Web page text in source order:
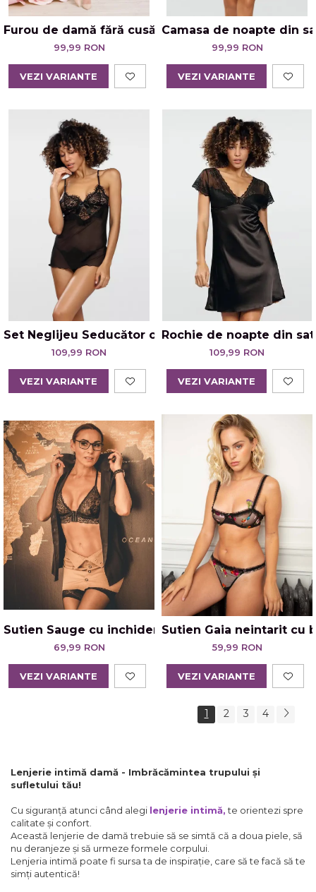
Furou de damă fără cusături Julimex Soft Smooth
99,99 RON
VEZI VARIANTE
Camasa de noapte din
99,99 RON
VEZI VARIANTE
Set Neglijeu Seducător cu Tanga Jovita
109,99 RON
VEZI VARIANTE
Rochie de noapte din
109,99 RON
VEZI VARIANTE
Sutien Sauge cu inchidere in fata negru
69,99 RON
VEZI VARIANTE
Sutien Gaia neintarit cu
59,99 RON
VEZI VARIANTE
1 2 3 4
Lenjerie intimă damă - Imbrăcămintea trupului și
sufletului tău!
Cu siguranță atunci când alegi lenjerie intimă,te orientezi spre
calitate și confort.
Această lenjerie de damă trebuie să se simtă că a doua piele, să
nu deranjeze și să urmeze formele corpului.
Lenjeria intimă poate fi sursa ta de inspirație, care să te facă să te
simți autentică!